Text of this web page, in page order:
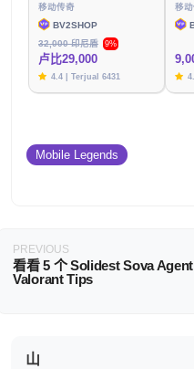
移动传奇
BV2SHOP
32,000 印尼盾
9%
卢比29,000
4.4 | Terjual 6431
移
Mobile Legends
PREVIOUS
看看 5 个 Solidest Sova Agent
Valorant Tips
山